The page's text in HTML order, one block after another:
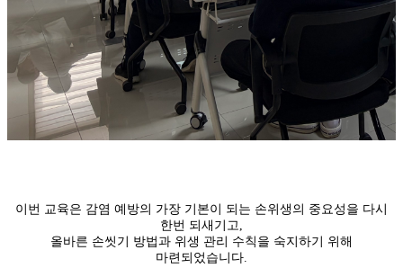
이번 교육은 감염 예방의 가장 기본이 되는 손위생의 중요성을 다시
한번 되새기고,
올바른 손씻기 방법과 위생 관리 수칙을 숙지하기 위해
마련되었습니다.